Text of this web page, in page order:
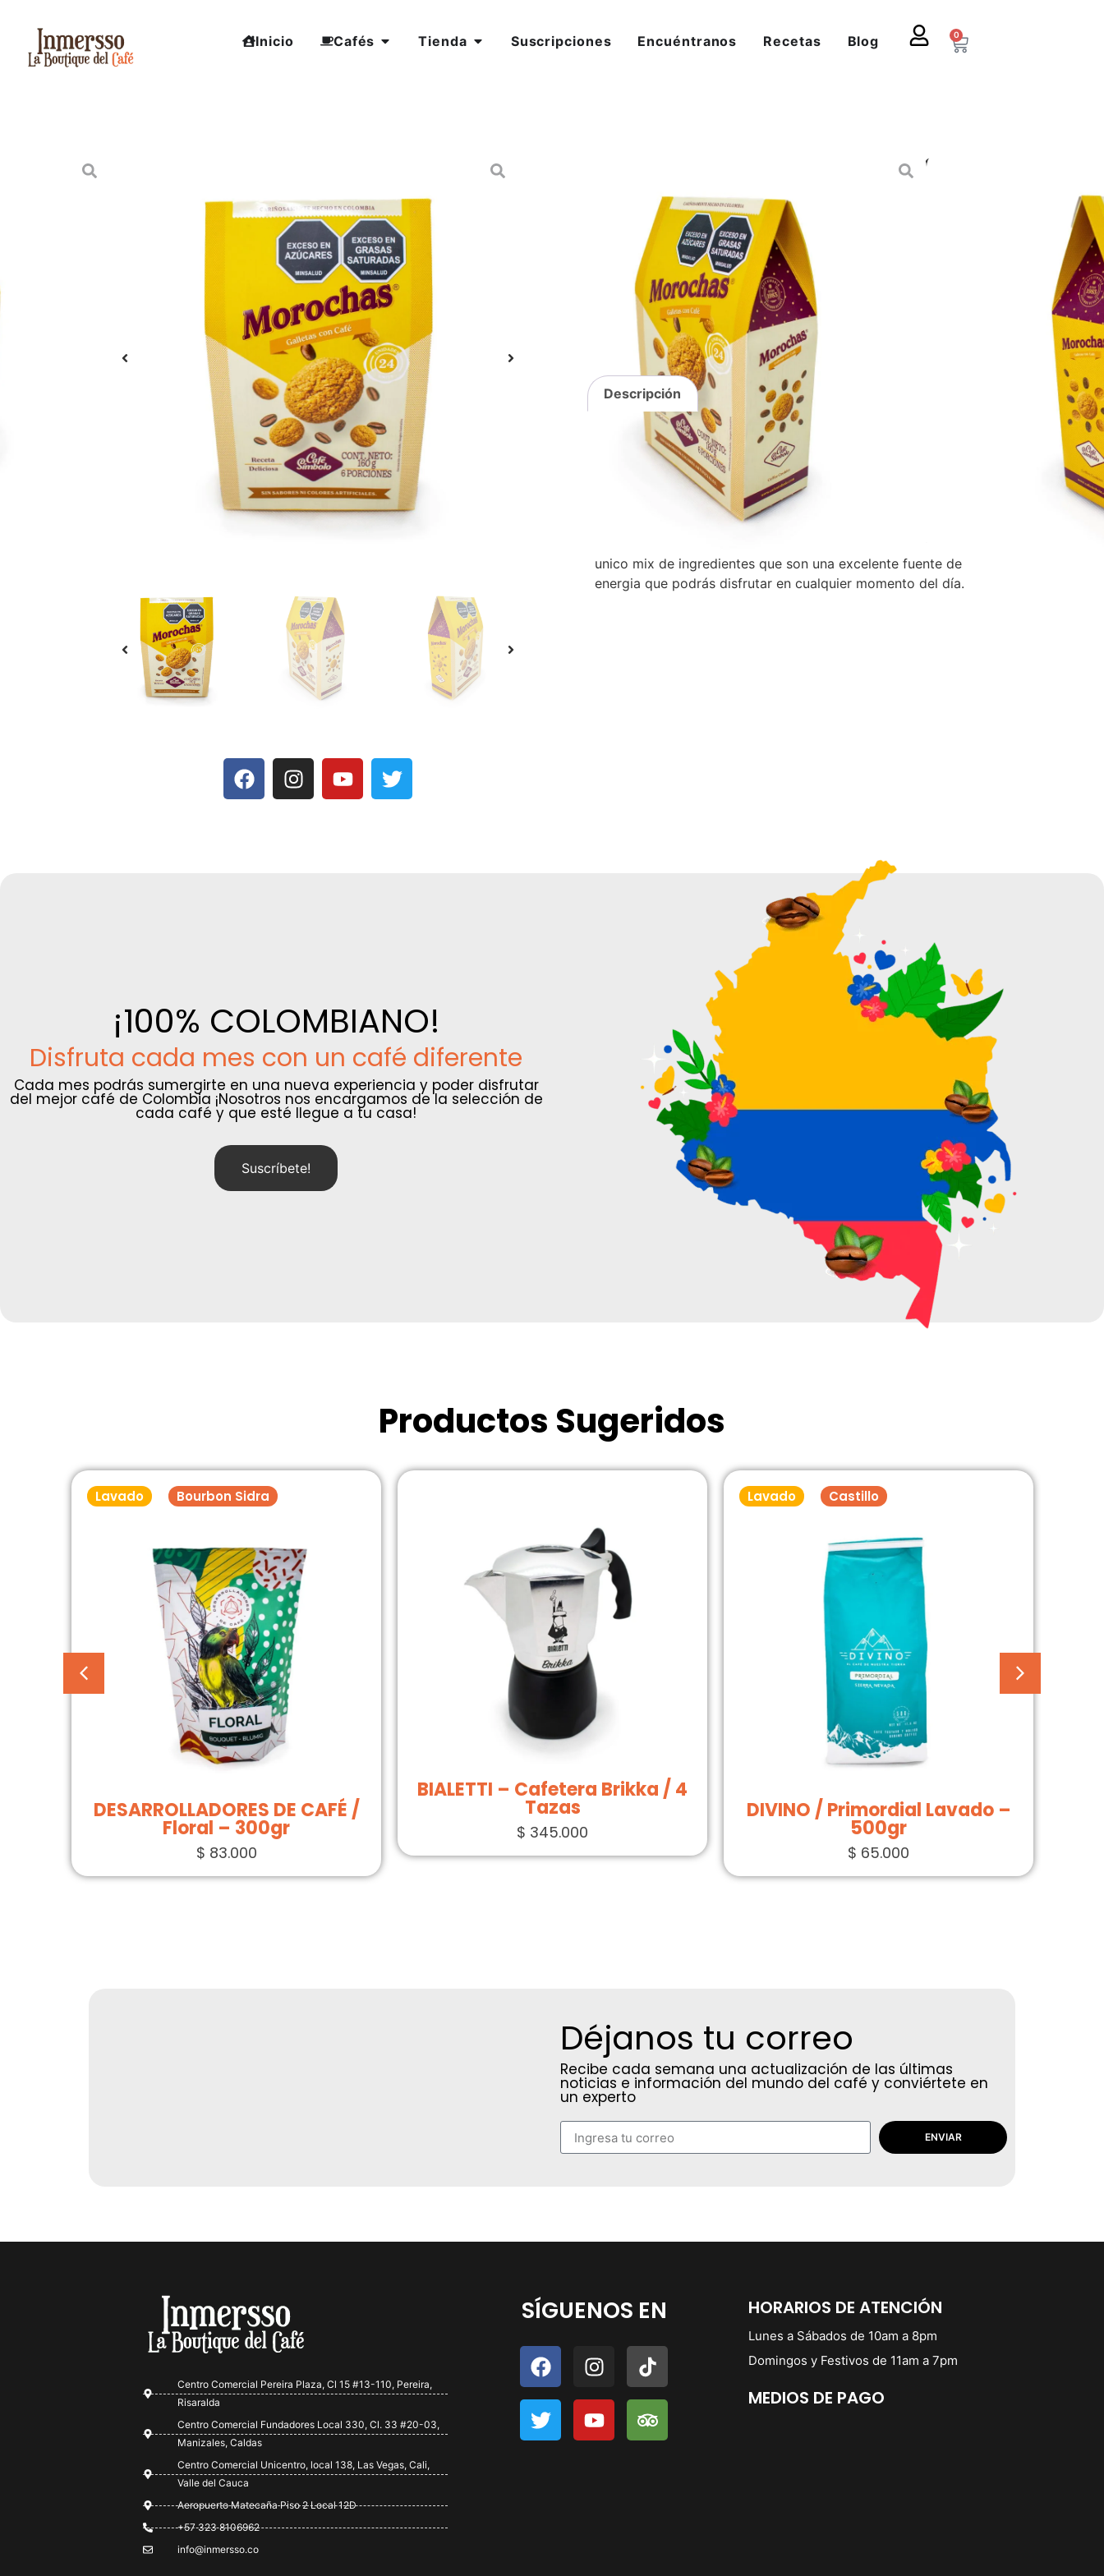
Inicio Cafés Tienda Suscripciones Encuéntranos Recetas Blog 0
DIVERCAFE – Galletas Morochas
/ 160gr
21.000
AÑADIR AL CARRITO
Descripción Información adicional
Valoraciones (0)
Descripción
Las galletas con Café Morochas posee una receta única e
unico mix de ingredientes que son una excelente fuente de
energia que podrás disfrutar en cualquier momento del día.
¡100% COLOMBIANO!
Disfruta cada mes con un café diferente
Cada mes podrás sumergirte en una nueva experiencia y poder disfrutar
del mejor café de Colombia ¡Nosotros nos encargamos de la selección de
cada café y que esté llegue a tu casa!
Suscríbete!
Productos Sugeridos
Lavado Bourbon Sidra
DESARROLLADORES DE CAFÉ /
Floral – 300gr
$ 83.000
BIALETTI – Cafetera Brikka / 4
Tazas
$ 345.000
Lavado Castillo
DIVINO / Primordial Lavado –
500gr
$ 65.000
Déjanos tu correo
Recibe cada semana una actualización de las últimas
noticias e información del mundo del café y conviértete en
un experto
ENVIAR
Centro Comercial Pereira Plaza, Cl 15 #13-110, Pereira,
Risaralda
Centro Comercial Fundadores Local 330, Cl. 33 #20-03,
Manizales, Caldas
Centro Comercial Unicentro, local 138, Las Vegas, Cali,
Valle del Cauca
Aeropuerto Matecaña Piso 2 Local 12D
+57 323 8106962
info@inmersso.co
SÍGUENOS EN HORARIOS DE ATENCIÓN
Lunes a Sábados de 10am a 8pm
Domingos y Festivos de 11am a 7pm
MEDIOS DE PAGO